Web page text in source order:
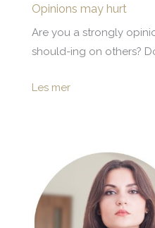
Opinions may hurt
Are you a strongly
should-ing on others?
Les mer